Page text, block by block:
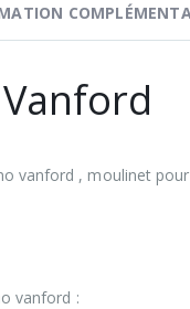
vanford , moulinet
vanford :